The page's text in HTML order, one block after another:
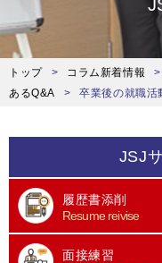
トップ コラム新着情報
あるQ&A
卒業後の就職活
JSJ
履歴書添削
Resume reivise
面接練習